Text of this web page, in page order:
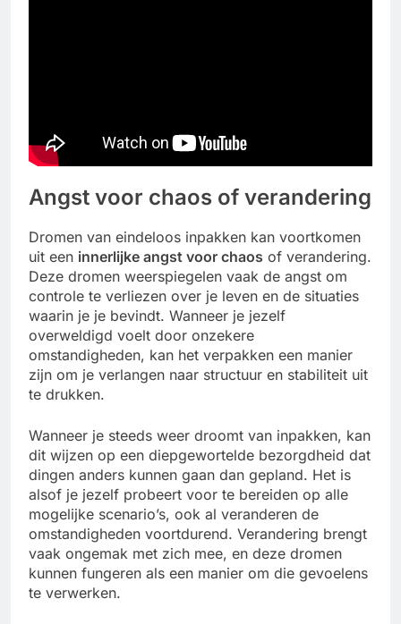
Angst voor chaos of verandering
Dromen van eindeloos inpakken kan voortkomen
uit een innerlijke angst voor chaos of verandering.
Deze dromen weerspiegelen vaak de angst om
controle te verliezen over je leven en de situaties
waarin je je bevindt. Wanneer je jezelf
overweldigd voelt door onzekere
omstandigheden, kan het verpakken een manier
zijn om je verlangen naar structuur en stabiliteit uit
te drukken.
Wanneer je steeds weer droomt van inpakken, kan
dit wijzen op een diepgewortelde bezorgdheid dat
dingen anders kunnen gaan dan gepland. Het is
alsof je jezelf probeert voor te bereiden op alle
mogelijke scenario’s, ook al veranderen de
omstandigheden voortdurend. Verandering brengt
vaak ongemak met zich mee, en deze dromen
kunnen fungeren als een manier om die gevoelens
te verwerken.